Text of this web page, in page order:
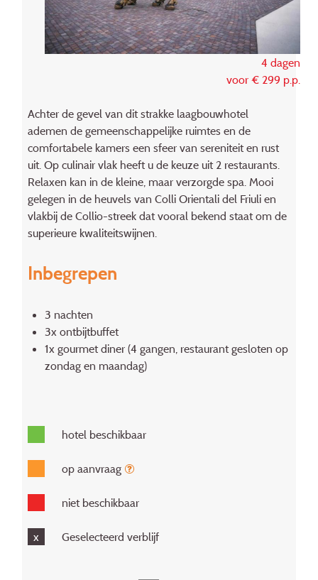
4 dagen
voor € 299 p.p.
Achter de gevel van dit strakke laagbouwhotel
ademen de gemeenschappelijke ruimtes en de
comfortabele kamers een sfeer van sereniteit en rust
uit. Op culinair vlak heeft u de keuze uit 2 restaurants.
Relaxen kan in de kleine, maar verzorgde spa. Mooi
gelegen in de heuvels van Colli Orientali del Friuli en
vlakbij de Collio-streek dat vooral bekend staat om de
superieure kwaliteitswijnen.
Inbegrepen
3 nachten
3x ontbijtbuffet
1x gourmet diner (4 gangen, restaurant gesloten op
zondag en maandag)
hotel beschikbaar
op aanvraag
niet beschikbaar
x Geselecteerd verblijf